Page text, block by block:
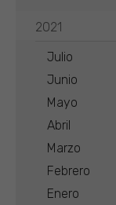
2021
Julio
Junio
Mayo
Abril
Marzo
Febrero
Enero